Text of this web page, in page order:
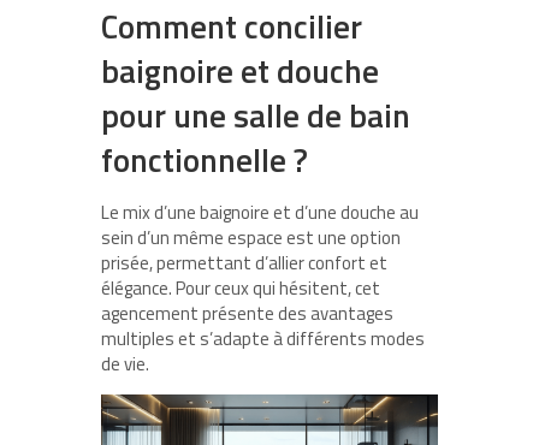
Comment concilier
baignoire et douche
pour une salle de bain
fonctionnelle ?
Le mix d’une baignoire et d’une douche au
sein d’un même espace est une option
prisée, permettant d’allier confort et
élégance. Pour ceux qui hésitent, cet
agencement présente des avantages
multiples et s’adapte à différents modes
de vie.